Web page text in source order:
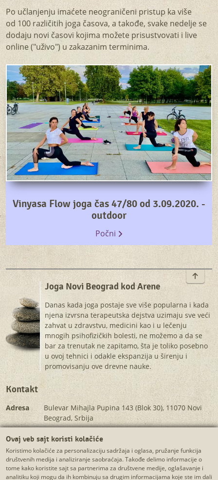
Po učlanjenju imaćete neograničeni pristup ka više
od 100 različitih joga časova, a takođe, svake nedelje se
dodaju novi časovi kojima možete prisustvovati i live
online ("uživo") u zakazanim terminima.
Vinyasa Flow joga čas 47/80 od 3.09.2020. -
outdoor
Počni
Joga Novi Beograd kod Arene
Danas kada joga postaje sve više popularna i kada
njena izvrsna terapeutska dejstva uzimaju sve veći
zahvat u zdravstvu, medicini kao i u lečenju
mnogih psihofizičkih bolesti, ne možemo a da se
bar za trenutak ne zapitamo, šta je toliko posebno
u ovoj tehnici i odakle ekspanzija u širenju i
promovisanju ove drevne nauke.
Kontakt
Adresa
Bulevar Mihajla Pupina 143 (Blok 30), 11070 Novi
Beograd, Srbija
do 17h)
E-mail
martina.yogina@gmail.com
To top
Ovaj veb sajt koristi kolačiće
Koristimo kolačiće za personalizaciju sadržaja i oglasa, pružanje funkcija
društvenih medija i analiziranje saobraćaja. Takođe delimo informacije o
tome kako koristite sajt sa partnerima za društvene medije, oglašavanje i
analitiku koji mogu da ih kombinuju sa drugim informacijama koje ste im dali